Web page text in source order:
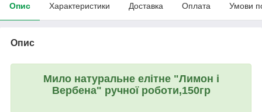
Опис Характеристики Доставка Оплата Умови
Опис
Мило натуральне елітне "Лимон і
Вербена" ручної роботи,150гр